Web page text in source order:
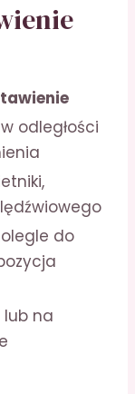
odległości
do
lub na